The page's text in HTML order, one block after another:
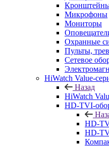
Микрофоны
Мониторы
Охранные
Пульты,
Сетевое
HiWatch Value-
Назад
HiWatch
HD-TVI-
HD-
HD-